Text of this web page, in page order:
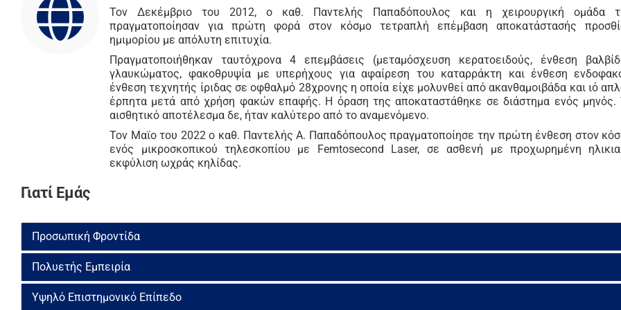
Τον Δεκέμβριο του 2012, ο καθ. Παντελής Παπαδόπουλος και η χειρουργική ομάδα
πραγματοποίησαν για πρώτη φορά στον κόσμο τετραπλή επέμβαση αποκατάστασής
ημιμορίου με απόλυτη επιτυχία.
Πραγματοποιήθηκαν ταυτόχρονα 4 επεμβάσεις (μεταμόσχευση κερατοειδούς, ένθεση
γλαυκώματος, φακοθρυψία με υπερήχους για αφαίρεση του καταρράκτη και ένθεση
ένθεση τεχνητής ίριδας σε οφθαλμό 28χρονης η οποία είχε μολυνθεί από ακανθαμοιβάδα και ιό
έρπητα μετά από χρήση φακών επαφής. Η όραση της αποκαταστάθηκε σε διάστημα ενός μηνός.
αισθητικό αποτέλεσμα δε, ήταν καλύτερο από το αναμενόμενο.
Τον Μαϊο του 2022 ο καθ. Παντελής Α. Παπαδόπουλος πραγματοποίησε την πρώτη ένθεση στον
ενός μικροσκοπικού τηλεσκοπίου με Femtosecond Laser, σε ασθενή με προχωρημένη
εκφύλιση ωχράς κηλίδας.
Γιατί Εμάς
Προσωπική Φροντίδα
Στο Πρότυπο Οφθαλμολογικό Διαγνωστικό Κέντρο Ophthalmo-Check, ο κάθε ασθενής μας αντιμετωπίζεται
απολαμβάνει της προσωπικής φροντίδας των οφθαλμιάτρων μας, του διευθυντή και ιδρυτή του Κέντρου μαςκαθ.
Παπαδόπουλουκαι τουκ. Αλέξανδρου Π. Παπαδόπουλου
Πολυετής Εμπειρία
Η τριαντάχρονη και πλέον εμπειρία του διευθυντή και των οφθαλμιάτρων του Κέντρου μας, τους
Υψηλό Επιστημονικό Επίπεδο